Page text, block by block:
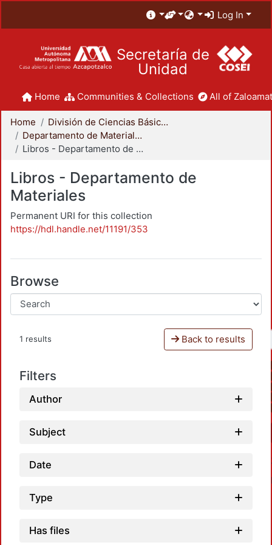
Log In
Secretaría de
Unidad
Home Communities & Collections All of
Home
División de Ciencias Básicas e Ingeniería
Departamento de Materiales
Libros - Departamento de Materiales
Libros - Departamento de
Materiales
Permanent URI for this collection
https://hdl.handle.net/11191/353
Browse
1 results Back to results
Filters
Author
Subject
Date
Type
Has files